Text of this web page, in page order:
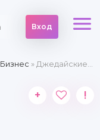
Вход
Бизнес » Джедайские техники конструктивного общения
+ !